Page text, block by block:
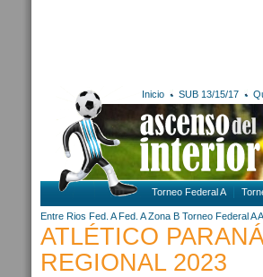
Inicio SUB 13/15/17
Torneo Federal A
Entre Rios Fed. A Fed. A Zona B Torneo Federal A
ATLÉTICO
REGIONAL 2023